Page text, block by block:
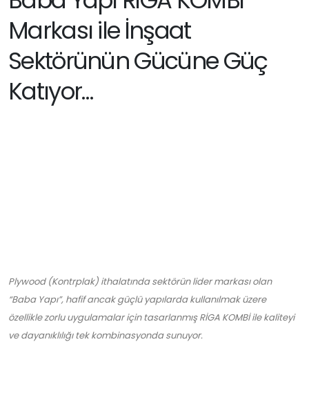
Markası ile İnşaat
Sektörünün Gücüne Güç
Katıyor…
Plywood (Kontrplak) ithalatında sektörün lider markası olan
“Baba Yapı”, hafif ancak güçlü yapılarda kullanılmak üzere
özellikle zorlu uygulamalar için tasarlanmış RİGA KOMBİ ile kaliteyi
ve dayanıklılığı tek kombinasyonda sunuyor.